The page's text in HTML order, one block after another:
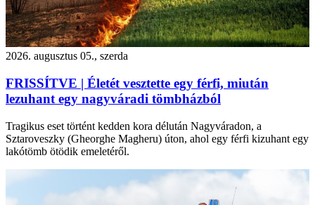
2026. augusztus 05., szerda
FRISSÍTVE | Életét vesztette egy férfi, miután
lezuhant egy nagyváradi tömbházból
Tragikus eset történt kedden kora délután Nagyváradon, a
Sztaroveszky (Gheorghe Magheru) úton, ahol egy férfi kizuhant egy
lakótömb ötödik emeletéről.